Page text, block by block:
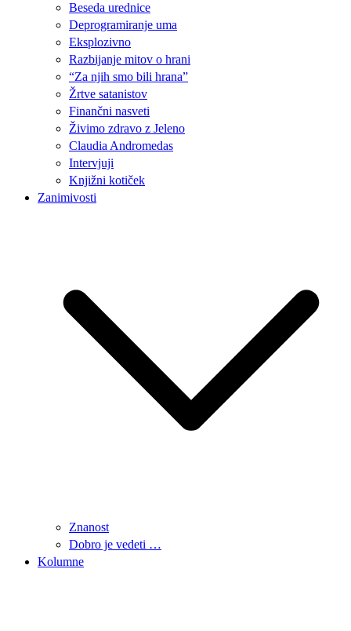
Beseda urednice
Deprogramiranje uma
Eksplozivno
Razbijanje mitov o hrani
“Za njih smo bili hrana”
Žrtve satanistov
Finančni nasveti
Živimo zdravo z Jeleno
Claudia Andromedas
Intervjuji
Knjižni kotiček
Zanimivosti
Znanost
Dobro je vedeti …
Kolumne